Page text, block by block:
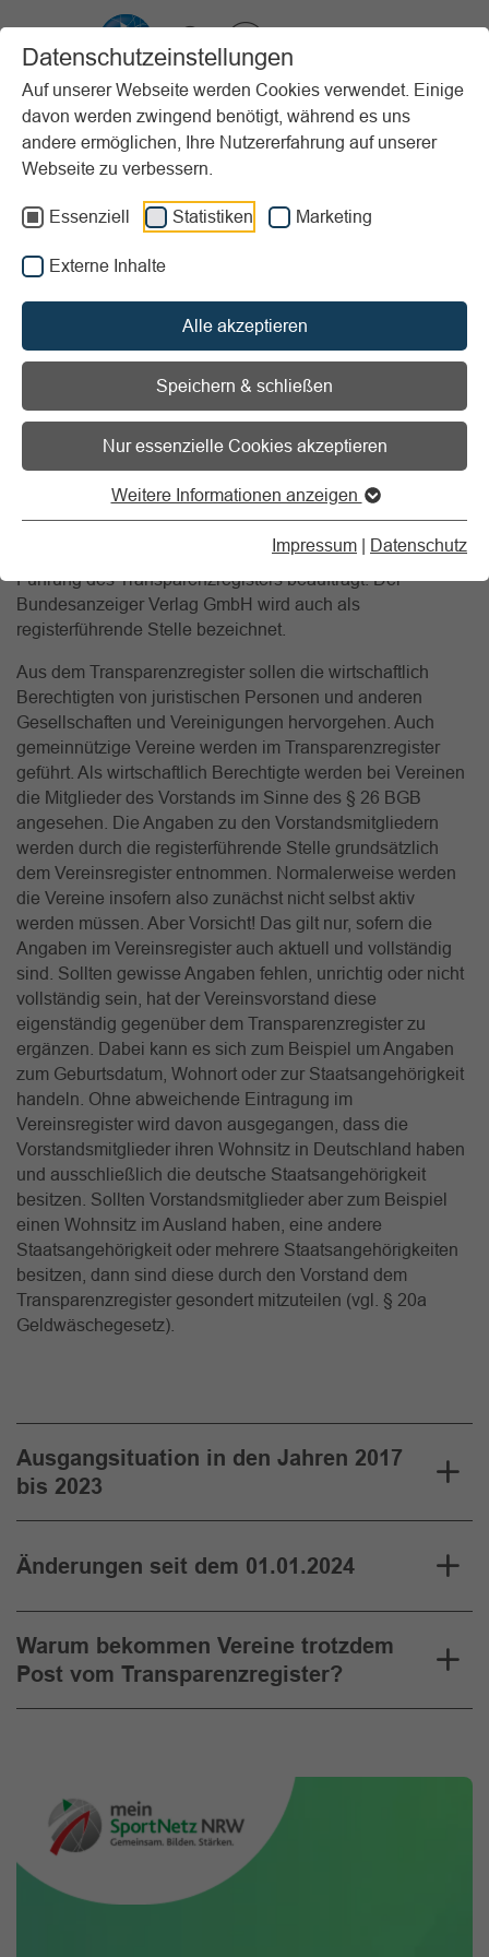
Datenschutzeinstellungen
Auf unserer Webseite werden Cookies verwendet. Einige
davon werden zwingend benötigt, während es uns
andere ermöglichen, Ihre Nutzererfahrung auf unserer
Webseite zu verbessern.
Essenziell Statistiken Marketing
Externe Inhalte
Alle akzeptieren
Speichern & schließen
Nur essenzielle Cookies akzeptieren
Weitere Informationen anzeigen
Impressum | Datenschutz
Startseite Vereinsmanagement Recht
Besondere Rechtsthemen
Transparenzregister
Vorlesen
Informationen zum Readspeaker öffnen
Gemeinnützige Vereine und
das Transparenzregister
Aktueller Stand in Sachen
Transparenzregister
Transparenzregister eingerichtet. Das
Bundesanzeiger Verlag GmbH als Beliehener mit der
Führung des Transparenzregisters beauftragt. Der
Bundesanzeiger Verlag GmbH wird auch als
registerführende Stelle bezeichnet.
Aus dem Transparenzregister sollen die wirtschaftlich
Berechtigten von juristischen Personen und anderen
Gesellschaften und Vereinigungen hervorgehen. Auch
gemeinnützige Vereine werden im Transparenzregister
geführt. Als wirtschaftlich Berechtigte werden bei Vereinen
die Mitglieder des Vorstands im Sinne des § 26 BGB
angesehen. Die Angaben zu den Vorstandsmitgliedern
werden durch die registerführende Stelle grundsätzlich
dem Vereinsregister entnommen. Normalerweise werden
die Vereine insofern also zunächst nicht selbst aktiv
werden müssen. Aber Vorsicht! Das gilt nur, sofern die
Angaben im Vereinsregister auch aktuell und vollständig
sind. Sollten gewisse Angaben fehlen, unrichtig oder nicht
vollständig sein, hat der Vereinsvorstand diese
eigenständig gegenüber dem Transparenzregister zu
ergänzen. Dabei kann es sich zum Beispiel um Angaben
zum Geburtsdatum, Wohnort oder zur Staatsangehörigkeit
handeln. Ohne abweichende Eintragung im
Vereinsregister wird davon ausgegangen, dass die
Vorstandsmitglieder ihren Wohnsitz in Deutschland haben
und ausschließlich die deutsche Staatsangehörigkeit
besitzen. Sollten Vorstandsmitglieder aber zum Beispiel
einen Wohnsitz im Ausland haben, eine andere
Staatsangehörigkeit oder mehrere Staatsangehörigkeiten
besitzen, dann sind diese durch den Vorstand dem
Transparenzregister gesondert mitzuteilen (vgl. § 20a
Geldwäschegesetz).
Ausgangsituation in den Jahren 2017
bis 2023
Änderungen seit dem 01.01.2024
Warum bekommen Vereine trotzdem
Post vom Transparenzregister?